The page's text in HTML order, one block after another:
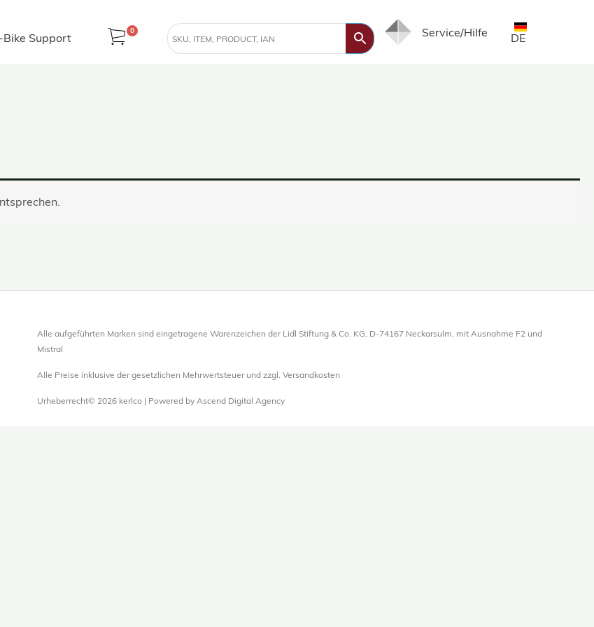
Bike Support
0 Service/Hilfe DE
Alle aufgeführten Marken sind eingetragene Warenzeichen der Lidl Stiftung & Co. KG, D-74167 Neckarsulm, mit Ausnahme F2 und
Mistral
Alle Preise inklusive der gesetzlichen Mehrwertsteuer und zzgl. Versandkosten
Urheberrecht© 2026 kerlco | Powered by Ascend Digital Agency